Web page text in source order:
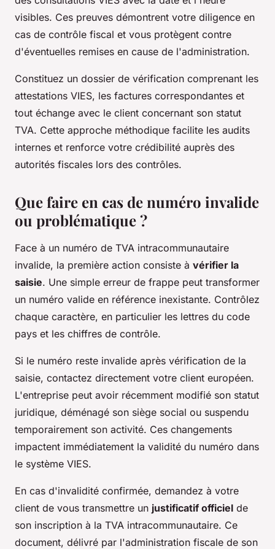
visibles. Ces preuves démontrent votre diligence en
cas de contrôle fiscal et vous protègent contre
d'éventuelles remises en cause de l'administration.
Constituez un dossier de vérification comprenant les
attestations VIES, les factures correspondantes et
tout échange avec le client concernant son statut
TVA. Cette approche méthodique facilite les audits
internes et renforce votre crédibilité auprès des
autorités fiscales lors des contrôles.
Que faire en cas de numéro invalide
ou problématique ?
Face à un numéro de TVA intracommunautaire
invalide, la première action consiste à vérifier la
saisie. Une simple erreur de frappe peut transformer
un numéro valide en référence inexistante. Contrôlez
chaque caractère, en particulier les lettres du code
pays et les chiffres de contrôle.
Si le numéro reste invalide après vérification de la
saisie, contactez directement votre client européen.
L'entreprise peut avoir récemment modifié son statut
juridique, déménagé son siège social ou suspendu
temporairement son activité. Ces changements
impactent immédiatement la validité du numéro dans
le système VIES.
En cas d'invalidité confirmée, demandez à votre
client de vous transmettre un justificatif officiel de
son inscription à la TVA intracommunautaire. Ce
document, délivré par l'administration fiscale de son